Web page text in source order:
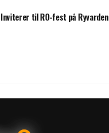
Inviterer til RO-fest på Ryvarden